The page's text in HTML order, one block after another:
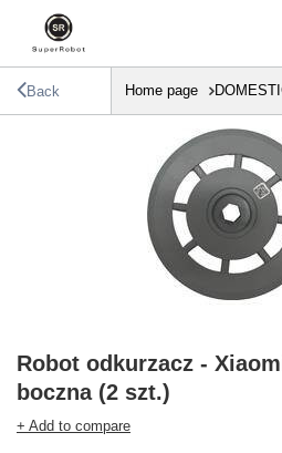
Back Home page
Robot odkurzacz -
boczna (2 szt.)
+ Add to compare